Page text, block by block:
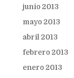
junio 2013
mayo 2013
abril 2013
febrero 2013
enero 2013